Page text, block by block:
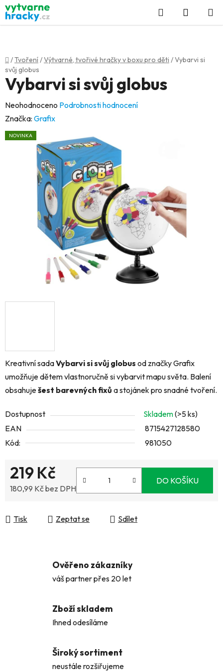
Přejít
na
obsah
Hledat
KOŠÍK
Domů
/Tvoření/Výtvarné, tvořivé hračky v boxu pro děti /Vybarvi si
svůj globus
Kreativní sadaVybarvi si svůj globus od značky Grafix
umožňuje dětem vlastnoručně si vybarvit mapu světa. Balení
obsahuješest barevných fixů a stojánek pro snadné tvoření.
Dostupnost Skladem(>5 ks)
EAN
8715427128580
Kód:
981050
219 Kč
180,99 Kč bez DPH
DO KOŠÍKU
Tisk Zeptat se Sdílet
Vybarvi si svůj globus
Průměrné
hodnocení
produktu
Neohodnoceno Podrobnosti hodnocení
Značka: Grafix
NOVINKA
Ověřeno zákazníky
váš partner přes 20 let
Zboží skladem
Ihned odesíláme
Široký sortiment
neustále rozšiřujeme